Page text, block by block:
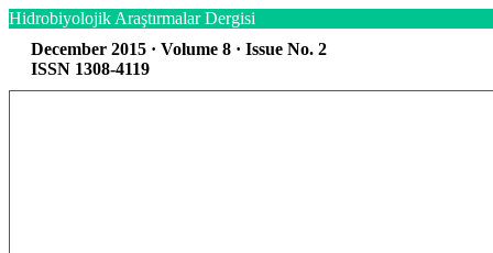
Hidrobiyolojik Araştırmalar Dergisi
December 2015 · Volume 8 · Issue No. 2
ISSN 1308-4119